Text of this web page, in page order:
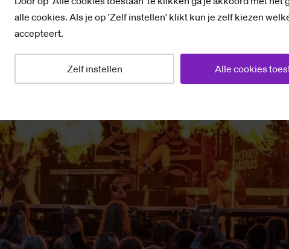
alle cookies. Als je op 'Zelf instellen' klikt kun je zelf kiezen
accepteert.
Zelf instellen Alle cookies